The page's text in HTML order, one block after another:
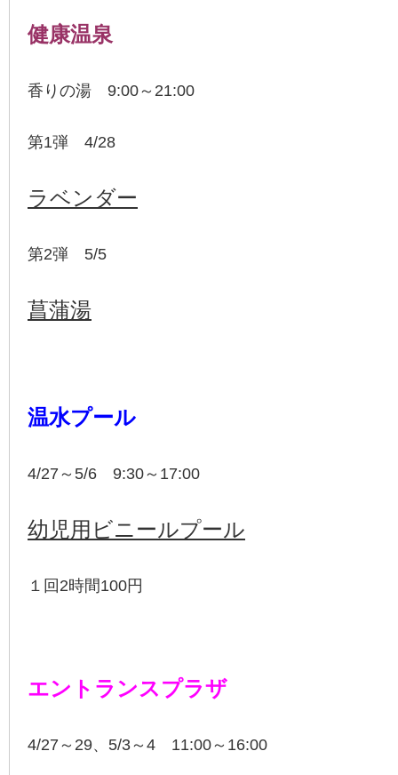
健康温泉
香りの湯 9:00～21:00
第1弾 4/28
ラベンダー
第2弾 5/5
菖蒲湯
温水プール
4/27～5/6 9:30～17:00
幼児用ビニールプール
１回2時間100円
エントランスプラザ
4/27～29、5/3～4 11:00～16:00